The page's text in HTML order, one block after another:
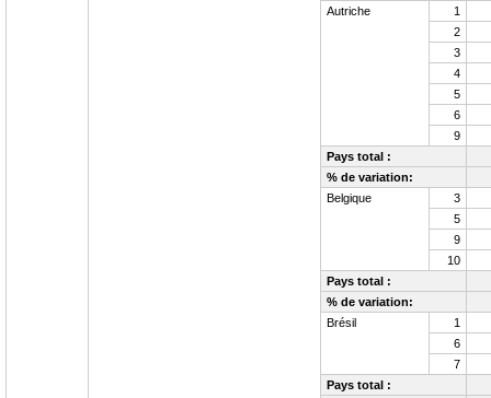
Autriche
1
2
3
4
5
6
9
Pays total :
% de variation:
Belgique
3
5
9
10
Pays total :
% de variation:
Brésil
1
6
7
Pays total :